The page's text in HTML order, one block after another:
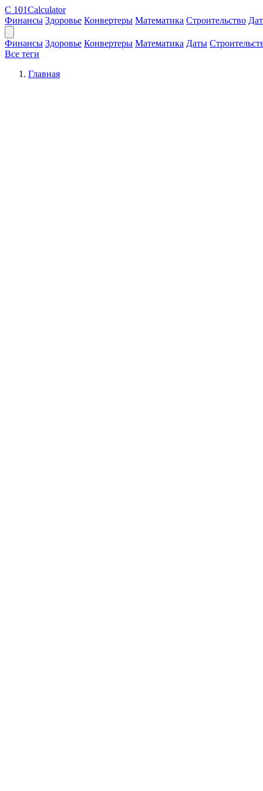
C 101Calculator
Финансы Здоровье Конвертеры Математика Строительство
Финансы Здоровье Конвертеры Математика Даты
Все теги
Главная